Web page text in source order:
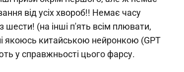
від усіх хвороб!! Немає часу
шести! (на інші п'ять всім плювати,
якоюсь китайською нейронкою (GPT
у справжньості цього фарсу.